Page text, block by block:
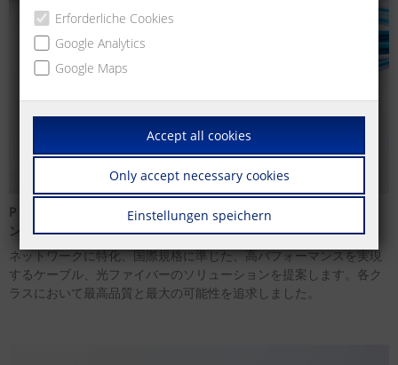
P（プロミス）|ケーブル ― ネットワークのケーブルソリューショ
ン
ネットワークに特化、国際規格に準じた、高パフォーマンスを実現
するケーブル、光ファイバーのソリューションを提案します。各ク
ラスにおいて最高品質と最大の可能性を追求しました。
Erforderliche Cookies
Google Analytics
Google Maps
Accept all cookies
Only accept necessary cookies
Einstellungen speichern